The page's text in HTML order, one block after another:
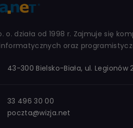
o. działa od 1998 r. Zajmuje się
informatycznych oraz
43-300 Bielsko-Biała, ul. Legionów
33 496 30 00
poczta@wizja.net